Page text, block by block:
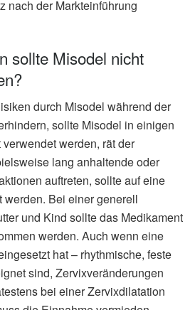
nach der Markteinführung
sollte Misodel nicht
durch Misodel während der
sollte Misodel in einigen
werden, rät der
lang anhaltende oder
auftreten, sollte auf eine
Bei einer generell
und Kind sollte das Medikament
werden. Auch wenn eine
hat – rhythmische, feste
sind, Zervixveränderungen
bei einer Zervixdilatation